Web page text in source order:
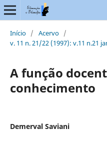
Início / Acervo /
v. 11 n. 21/22 (1997): v.11 n.21
A função
conhecimento
Demerval Saviani